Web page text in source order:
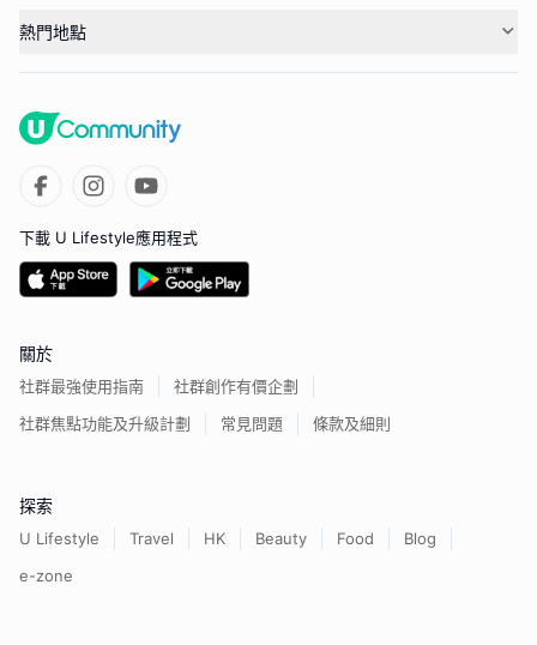
熱門地點
下載 U Lifestyle應用程式
關於
社群最強使用指南
社群創作有價企劃
社群焦點功能及升級計劃
常見問題 條款及細則
探索
U Lifestyle Travel HK Beauty Food
Blog
e-zone